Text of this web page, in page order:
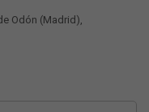
Odón (Madrid),